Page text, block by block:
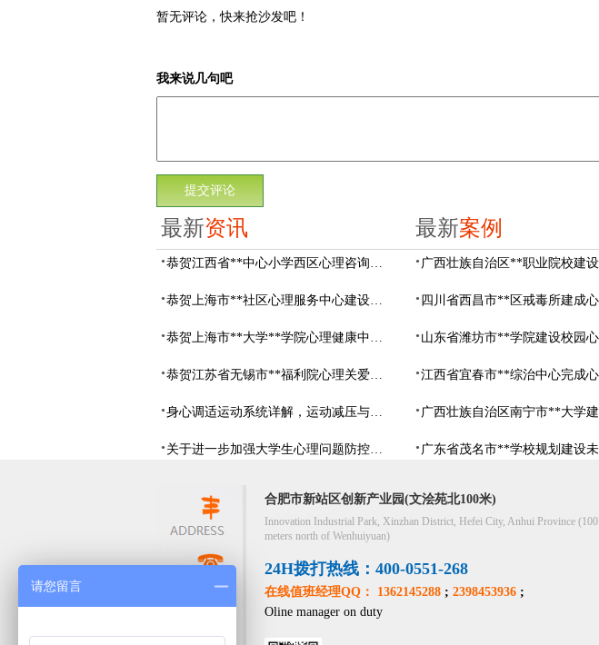
暂无评论，快来抢沙发吧！
我来说几句吧
最新资讯
恭贺江西省**中心小学西区心理咨询教室设备采购项目由阳光心健代理商中标
恭贺上海市**社区心理服务中心建设项目由阳光心健代理商中标
恭贺上海市**大学**学院心理健康中心建设项目由阳光心健代理商中标
恭贺江苏省无锡市**福利院心理关爱中心建设项目由阳光心健代理商中标
身心调适运动系统详解，运动减压与心理调适全指南
关于进一步加强大学生心理问题防控，防控大学生心理危机
最新案例
合肥市新站区创新产业园(文浍苑北100米)
Innovation Industrial Park, Xinzhan District, Hefei City, Anhui Province (100
meters north of Wenhuiyuan)
24H拨打热线：400-0551-268
在线值班经理QQ： 1362145288 ; 2398453936 ;
Oline manager on duty
请您留言